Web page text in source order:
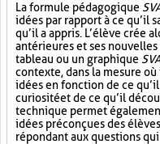
La formule pédagogique
idées par rapport à ce qu’il
qu’il a appris. L’élève crée
antérieures et ses nouvelles
tableau ou un graphique
contexte, dans la mesure où
idées en fonction de ce
curiosité et de ce qu’il
technique permet
idées préconçues des
répondant aux questions